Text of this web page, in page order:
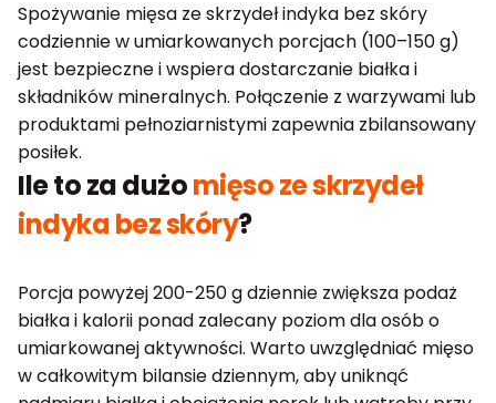
Spożywanie mięsa ze skrzydeł indyka bez skóry
codziennie w umiarkowanych porcjach (100–150 g)
jest bezpieczne i wspiera dostarczanie białka i
składników mineralnych. Połączenie z warzywami lub
produktami pełnoziarnistymi zapewnia zbilansowany
posiłek.
Ile to za dużomięso ze skrzydeł
indyka bez skóry?
Porcja powyżej 200-250 g dziennie zwiększa podaż
białka i kalorii ponad zalecany poziom dla osób o
umiarkowanej aktywności. Warto uwzględniać mięso
w całkowitym bilansie dziennym, aby uniknąć